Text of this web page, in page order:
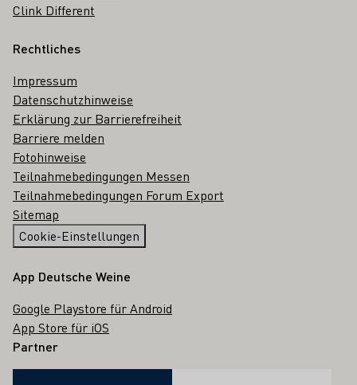
Clink Different
Rechtliches
Impressum
Datenschutzhinweise
Erklärung zur Barrierefreiheit
Barriere melden
Fotohinweise
Teilnahmebedingungen Messen
Teilnahmebedingungen Forum Export
Sitemap
Cookie-Einstellungen
App Deutsche Weine
Google Playstore für Android
App Store für iOS
Partner